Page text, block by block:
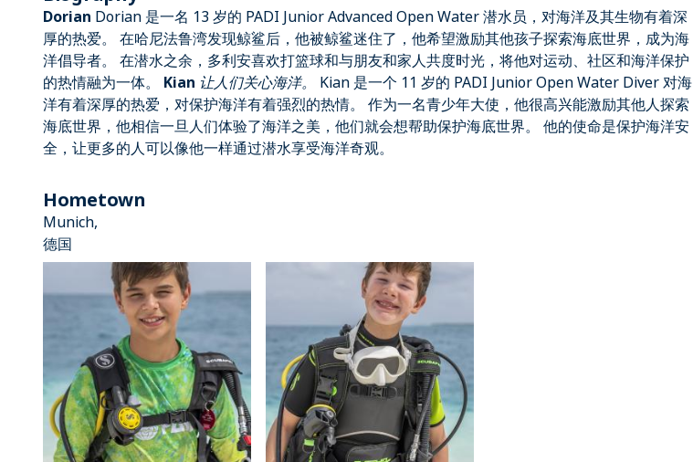
Dorian Dorian 是一名 13 岁的 PADI Junior Advanced Open Water 潜水员，对海洋及其生物有着深
厚的热爱。 在哈尼法鲁湾发现鲸鲨后，他被鲸鲨迷住了，他希望激励其他孩子探索海底世界，成为海
洋倡导者。 在潜水之余，多利安喜欢打篮球和与朋友和家人共度时光，将他对运动、社区和海洋保护
的热情融为一体。 Kian 让人们关心海洋。 Kian 是一个 11 岁的 PADI Junior Open Water Diver 对海
洋有着深厚的热爱，对保护海洋有着强烈的热情。 作为一名青少年大使，他很高兴能激励其他人探索
海底世界，他相信一旦人们体验了海洋之美，他们就会想帮助保护海底世界。 他的使命是保护海洋安
全，让更多的人可以像他一样通过潜水享受海洋奇观。
Hometown
Munich,
德国